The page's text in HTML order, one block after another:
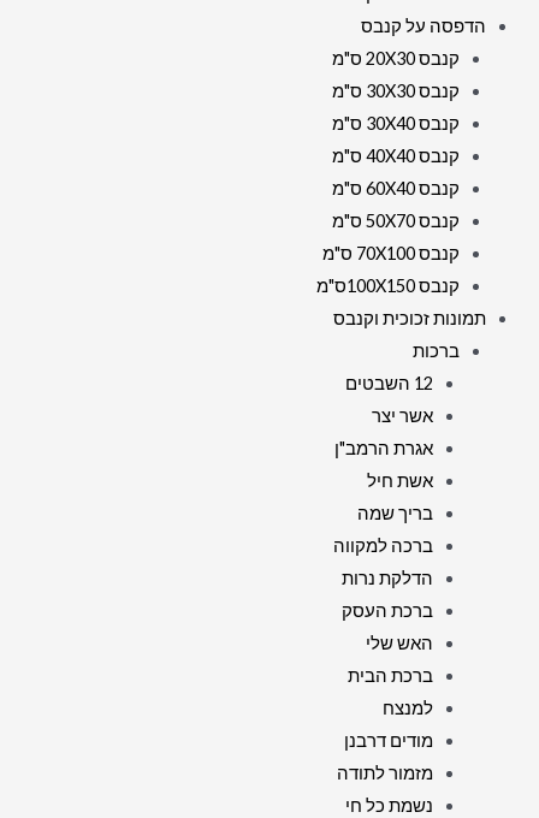
הדפסה על קנבס
קנבס 20X30 ס"מ
קנבס 30X30 ס"מ
קנבס 30X40 ס"מ
קנבס 40X40 ס"מ
קנבס 60X40 ס"מ
קנבס 50X70 ס"מ
קנבס 70X100 ס"מ
קנבס 100X150ס"מ
תמונות זכוכית וקנבס
ברכות
12 השבטים
אשר יצר
אגרת הרמב"ן
אשת חיל
בריך שמה
ברכה למקווה
הדלקת נרות
ברכת העסק
האש שלי
ברכת הבית
למנצח
מודים דרבנן
מזמור לתודה
נשמת כל חי